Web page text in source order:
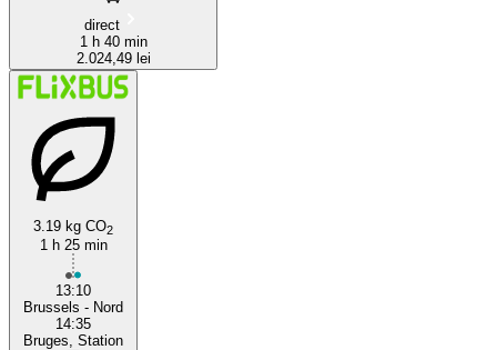
direct
1 h 40 min
2.024,49 lei
3.19 kg CO2
1 h 25 min
13:10
Brussels - Nord
14:35
Bruges, Station